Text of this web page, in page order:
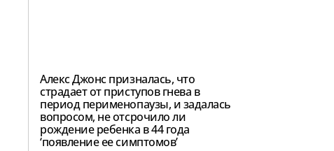
Алекс Джонс призналась, что
страдает от приступов гнева в
период перименопаузы, и задалась
вопросом, не отсрочило ли
рождение ребенка в 44 года
‘появление ее симптомов’